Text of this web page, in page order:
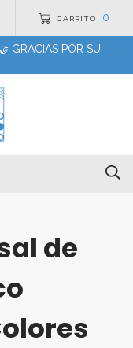
CARRITO 0
GRACIAS POR SU
de